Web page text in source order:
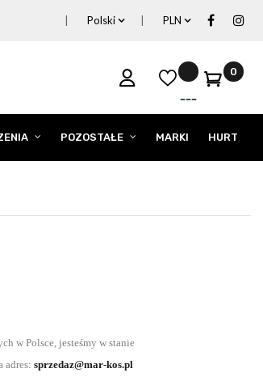
Polski PLN
0
POZOSTAŁE MARKI HURT
w Polsce, jesteśmy w stanie
adres: sprzedaz@mar-kos.pl